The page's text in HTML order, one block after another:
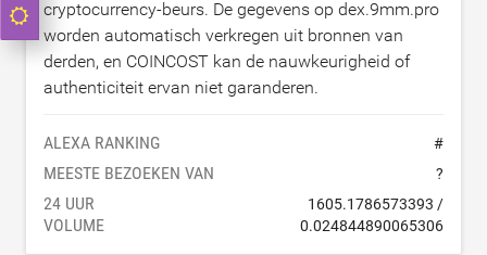
cryptocurrency-beurs. De gegevens op dex.9mm.pro
worden automatisch verkregen uit bronnen van
derden, en COINCOST kan de nauwkeurigheid of
authenticiteit ervan niet garanderen.
ALEXA RANKING #
MEESTE BEZOEKEN VAN ?
24 UUR
VOLUME
1605.1786573393 /
0.024844890065306